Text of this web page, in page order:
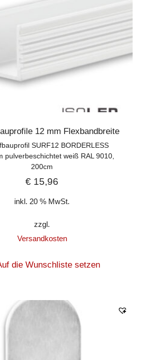
12 mm Flexbandbreite
SURF12 BORDERLESS
pulverbeschichtet weiß RAL 9010,
200cm
€ 15,96
inkl. 20 % MwSt.
zzgl.
Versandkosten
die Wunschliste setzen